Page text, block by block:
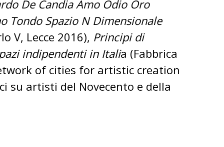
De Candia Amo Odio Oro
Tondo Spazio N Dimensionale
V, Lecce 2016), Principi di
indipendenti in Italia (Fabbrica
of cities for artistic creation
su artisti del Novecento e della